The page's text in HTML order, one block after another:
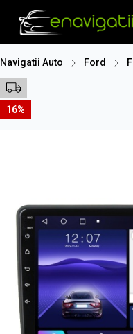
Navigatii Auto Ford
16%